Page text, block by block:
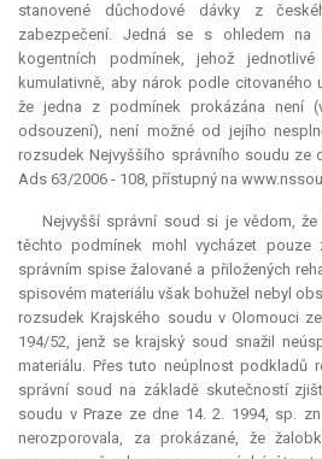
stanovené důchodové dávky z
zabezpečení. Jedná se s ohledem
kogentních podmínek, jehož
kumulativně, aby nárok podle citovaného
že jedna z podmínek prokázána není
odsouzení), není možné od jejího
rozsudek Nejvyššího správního soudu ze
Ads 63/2006 - 108, přístupný na
Nejvyšší správní soud si je vědom,
těchto podmínek mohl vycházet pouze
správním spise žalované a přiložených
spisovém materiálu však bohužel nebyl
rozsudek Krajského soudu v Olomouci
194/52, jenž se krajský soud snažil
materiálu. Přes tuto neúplnost podkladů
správní soud na základě skutečností
soudu v Praze ze dne 14. 2. 1994, sp.
nerozporovala, za prokázané, že